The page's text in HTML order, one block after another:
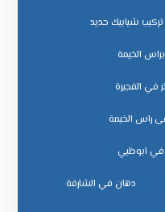
تركيب شبابيك حديد
الخيمة
في الفجيرة
راس الخيمة
في ابوظبي
دهان في الشارقة